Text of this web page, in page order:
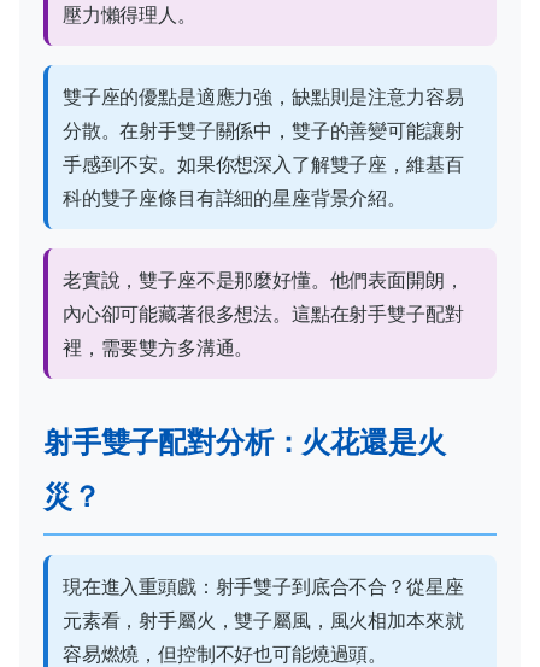
壓力懶得理人。
雙子座的優點是適應力強，缺點則是注意力容易
分散。在射手雙子關係中，雙子的善變可能讓射
手感到不安。如果你想深入了解雙子座， 維基百
科的雙子座條目有詳細的星座背景介紹。
老實說，雙子座不是那麼好懂。他們表面開朗，
內心卻可能藏著很多想法。這點在射手雙子配對
裡，需要雙方多溝通。
射手雙子配對分析：火花還是火
災？
現在進入重頭戲：射手雙子到底合不合？從星座
元素看，射手屬火，雙子屬風，風火相加本來就
容易燃燒，但控制不好也可能燒過頭。